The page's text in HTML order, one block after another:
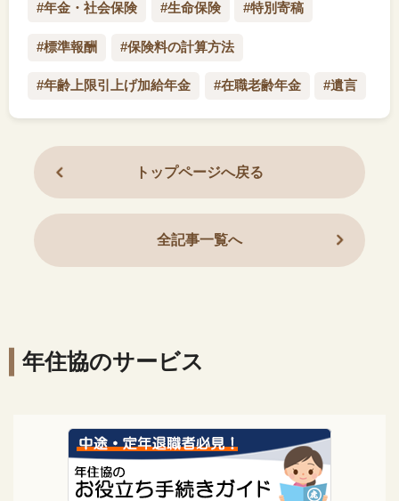
#年金・社会保険 #生命保険 #特別寄稿
#標準報酬 #保険料の計算方法
#年齢上限引上げ加給年金 #在職老齢年金 #遺言
トップページへ戻る
全記事一覧へ
年住協のサービス